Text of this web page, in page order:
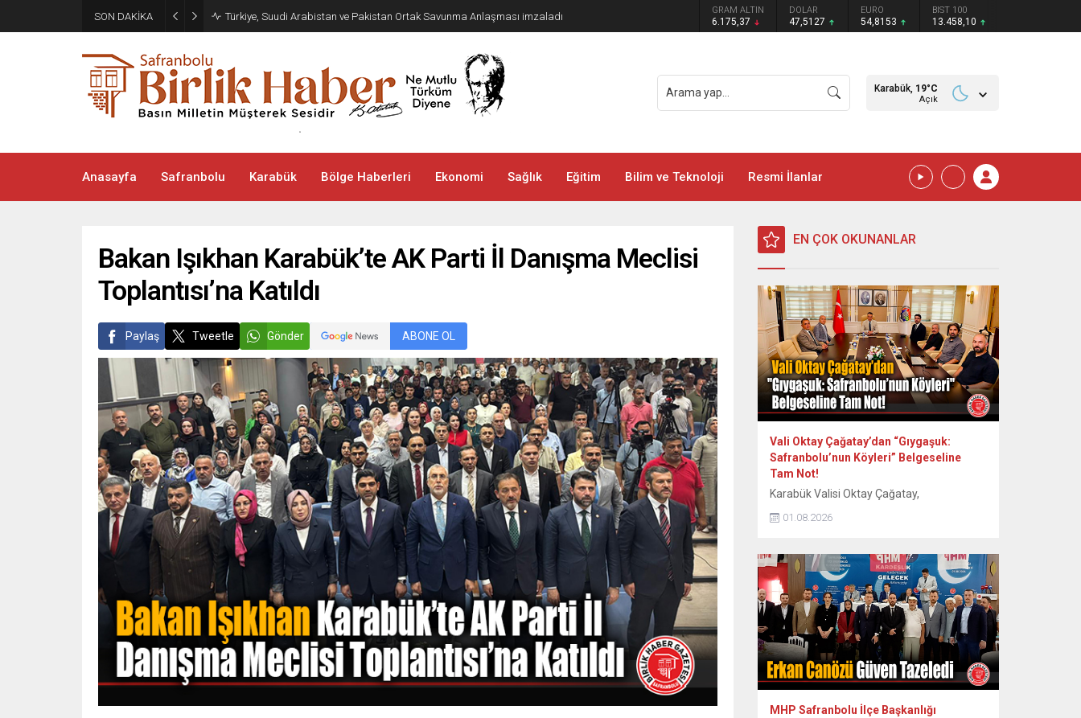
SON DAKİKA Türkiye, Suudi Arabistan ve Pakistan Ortak Savunma Anlaşması imzaladı GRAM ALTIN
6.175,37
DOLAR
47,5127
EURO
54,8153
BIST 100
13.458,10
Karabük, 19°C
Açık
Anasayfa Safranbolu Karabük Bölge Haberleri Ekonomi Sağlık Eğitim Bilim ve Teknoloji Resmi İlanlar
Bakan Işıkhan Karabük’te AK Parti İl Danışma Meclisi
Toplantısı’na Katıldı
Paylaş Tweetle Gönder ABONE OL
EN ÇOK OKUNANLAR
Vali Oktay Çağatay’dan “Gıygaşuk:
Safranbolu’nun Köyleri” Belgeseline
Tam Not!
Karabük Valisi Oktay Çağatay,
somut olmayan kültürel mirasını kayıt
Köyleri” adlı uzun metraj belgesel filmini
izledi. Vali Oktay Çağatay, Vali Yardımcıları
Erol Özkan ve Kerem Süleyman Yüksel ile
birlikte özel gösterime katıldı. Etkinlikte
ayrıca Safranbolu Alan Başkanı Cemil
Belder, Kültürel Miras...
01.08.2026
MHP Safranbolu İlçe Başkanlığı